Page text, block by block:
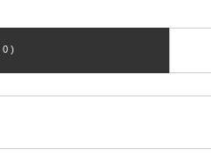
0 )